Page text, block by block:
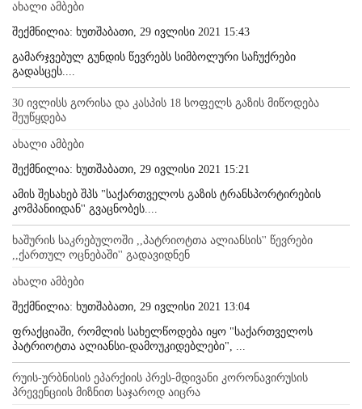
ახალი ამბები
შექმნილია: ხუთშაბათი, 29 ივლისი 2021 15:43
გამარჯვებულ გუნდის წევრებს სიმბოლური საჩუქრები
გადასცეს....
30 ივლისს გორისა და კასპის 18 სოფელს გაზის მიწოდება
შეუწყდება
ახალი ამბები
შექმნილია: ხუთშაბათი, 29 ივლისი 2021 15:21
ამის შესახებ შპს "საქართველოს გაზის ტრანსპორტირების
კომპანიიდან'' გვაცნობეს....
ხაშურის საკრებულოში ,,პატრიოტთა ალიანსის'' წევრები
,,ქართულ ოცნებაში'' გადავიდნენ
ახალი ამბები
შექმნილია: ხუთშაბათი, 29 ივლისი 2021 13:04
ფრაქციაში, რომლის სახელწოდება იყო "საქართველოს
პატრიოტთა ალიანსი-დამოუკიდებლები", ...
რუის-ურბნისის ეპარქიის პრეს-მდივანი კორონავირუსის
პრევენციის მიზნით საჯაროდ აიცრა